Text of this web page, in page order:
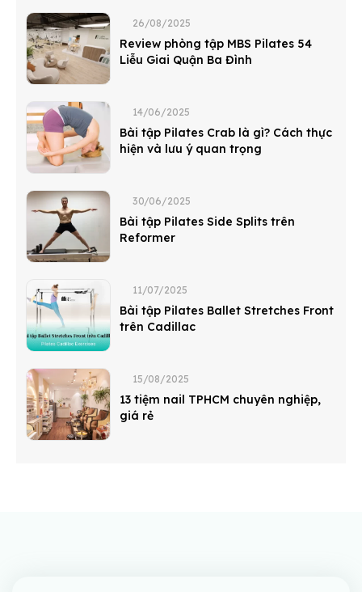
26/08/2025
Review phòng tập MBS Pilates 54
Liễu Giai Quận Ba Đình
14/06/2025
Bài tập Pilates Crab là gì? Cách thực
hiện và lưu ý quan trọng
30/06/2025
Bài tập Pilates Side Splits trên
Reformer
11/07/2025
Bài tập Pilates Ballet Stretches Front
trên Cadillac
15/08/2025
13 tiệm nail TPHCM chuyên nghiệp,
giá rẻ